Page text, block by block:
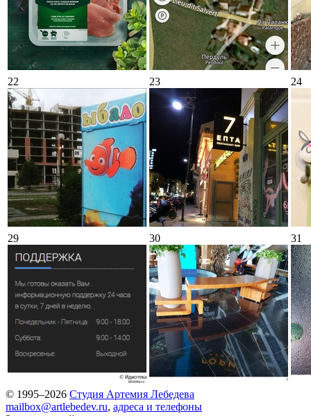
22 23 24
29 30 31
© 1995–2026 Студия Артемия Лебедева
mailbox@artlebedev.ru, адреса и телефоны